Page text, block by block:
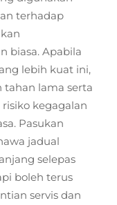
terhadap
biasa. Apabila
lebih kuat ini,
lama serta
kegagalan
Pasukan
jadual
selepas
boleh terus
servis dan